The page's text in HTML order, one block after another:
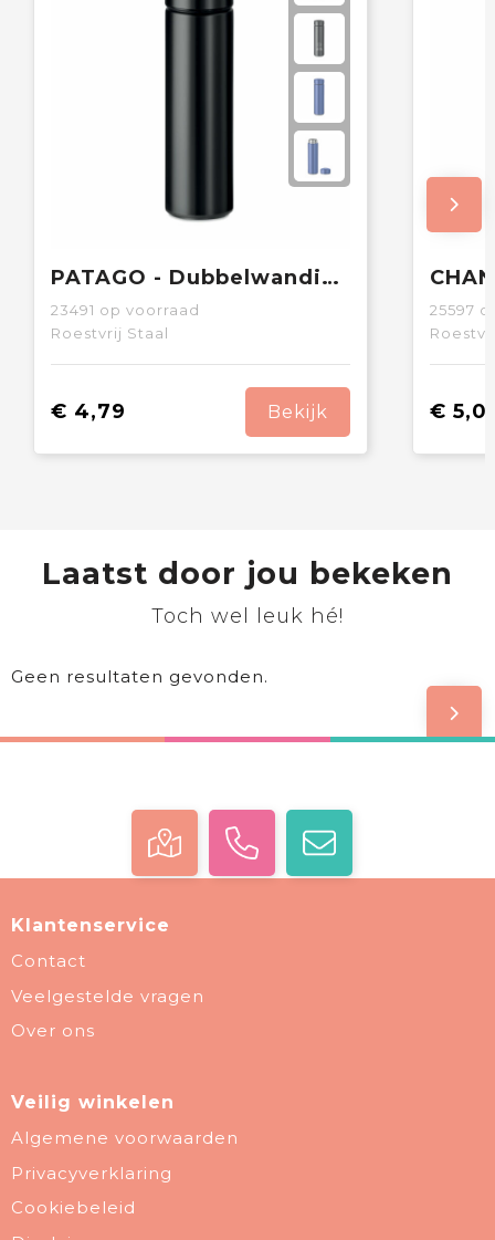
PATAGO - Dubbelwandige drinkfles 425 ml
23491 op voorraad
Roestvrij Staal
€ 4,79 Bekijk
25597
€
Laatst door jou bekeken
Toch wel leuk hé!
Geen resultaten gevonden.
Klantenservice
Contact
Veelgestelde vragen
Over ons
Veilig winkelen
Algemene voorwaarden
Privacyverklaring
Cookiebeleid